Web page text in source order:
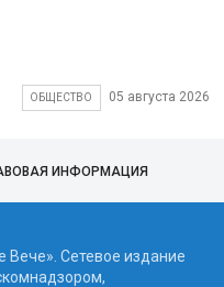
ОБЩЕСТВО 05 августа 2026
ИНФОРМАЦИЯ
Сетевое издание